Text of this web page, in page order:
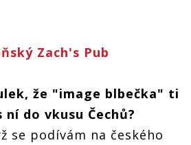
Zach's Pub
že "image blbečka" ti
do vkusu Čechů?
se podívám na českého